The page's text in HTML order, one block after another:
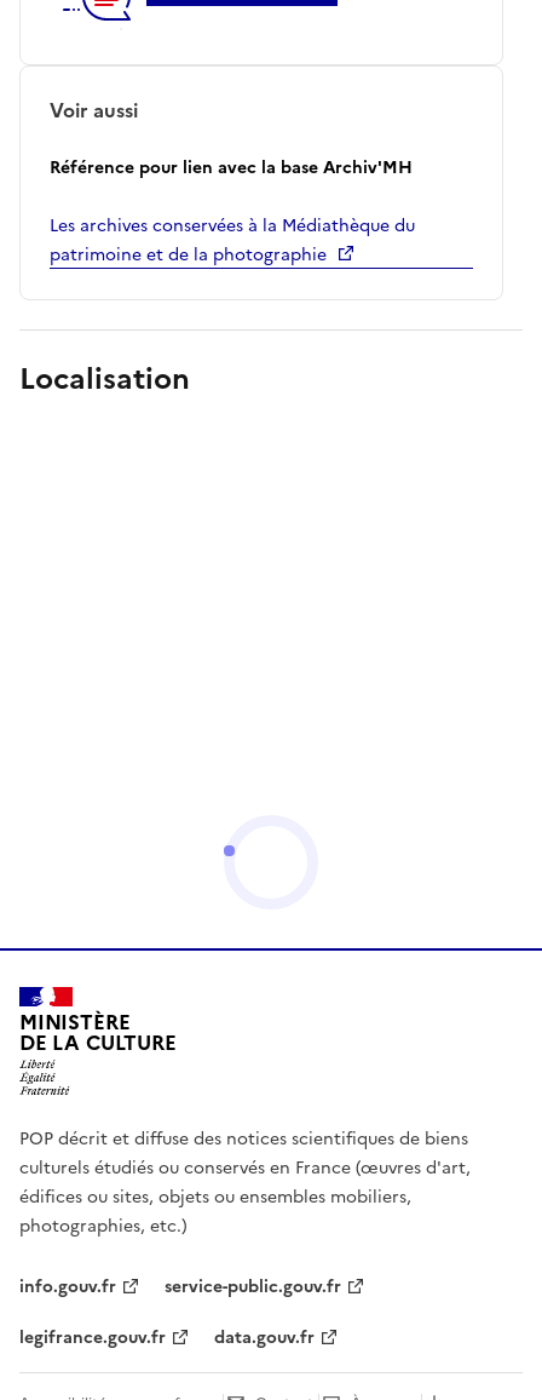
Voir aussi
Référence pour lien avec la base Archiv'MH
Les archives conservées à la Médiathèque du
patrimoine et de la photographie
Localisation
MINISTÈRE
DE LA CULTURE
POP décrit et diffuse des notices scientifiques de biens
culturels étudiés ou conservés en France (œuvres d'art,
édifices ou sites, objets ou ensembles mobiliers,
photographies, etc.)
info.gouv.fr
service-public.gouv.fr
legifrance.gouv.fr
data.gouv.fr